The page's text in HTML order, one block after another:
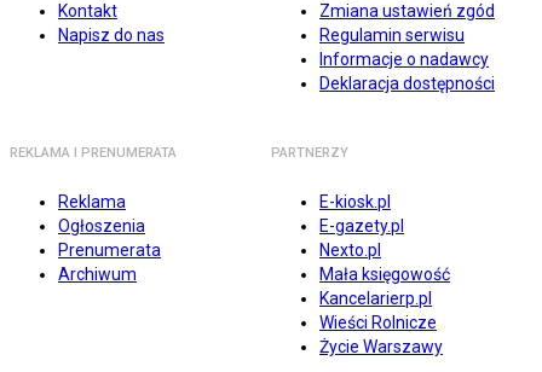
Kontakt
Napisz do nas
Zmiana ustawień zgód
Regulamin serwisu
Informacje o nadawcy
Deklaracja dostępności
REKLAMA I PRENUMERATA
Reklama
Ogłoszenia
Prenumerata
Archiwum
PARTNERZY
E-kiosk.pl
E-gazety.pl
Nexto.pl
Mała księgowość
Kancelarierp.pl
Wieści Rolnicze
Życie Warszawy